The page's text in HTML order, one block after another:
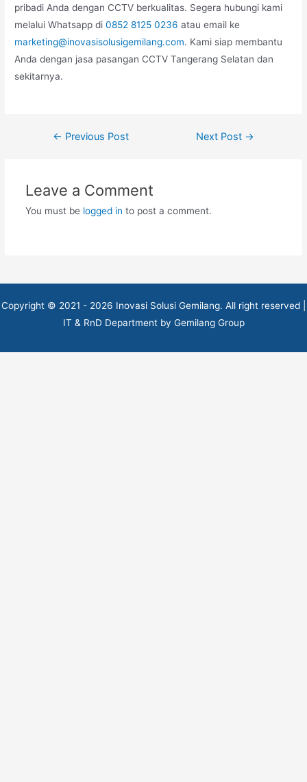
pribadi Anda dengan CCTV berkualitas. Segera hubungi kami
melalui Whatsapp di0852 8125 0236 atau email ke
marketing@inovasisolusigemilang.com. Kami siap membantu
Anda dengan jasa pasangan CCTV Tangerang Selatan dan
sekitarnya.
Post← Previous Post Next Post →
Leave a Comment
You must be logged in to post a comment.
Copyright © 2021 - 2026 Inovasi Solusi Gemilang. All right reserved |
IT & RnD Department by Gemilang Group